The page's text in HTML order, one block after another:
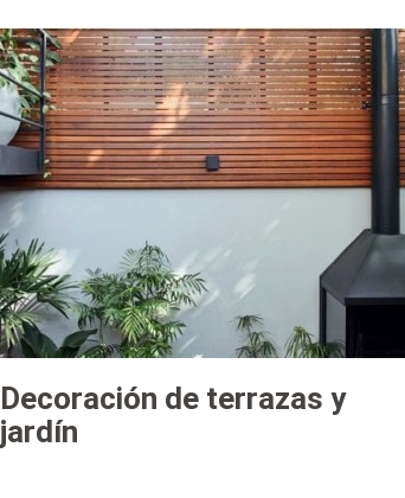
Decoración de terrazas y
jardín